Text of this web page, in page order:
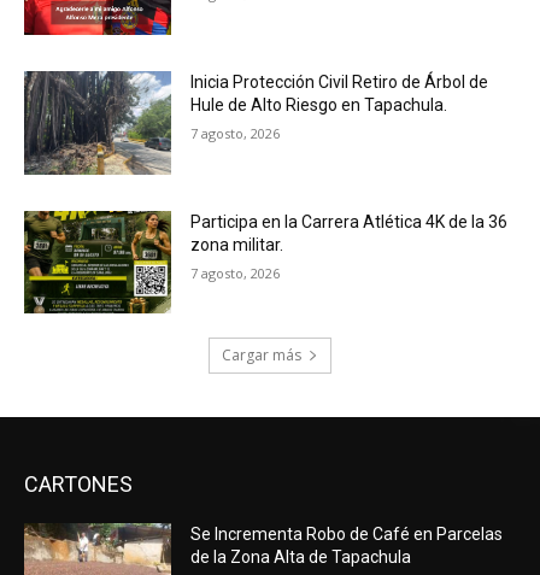
Inicia Protección Civil Retiro de Árbol de
Hule de Alto Riesgo en Tapachula.
7 agosto, 2026
Participa en la Carrera Atlética 4K de la 36
zona militar.
7 agosto, 2026
Cargar más
CARTONES
Se Incrementa Robo de Café en Parcelas
de la Zona Alta de Tapachula